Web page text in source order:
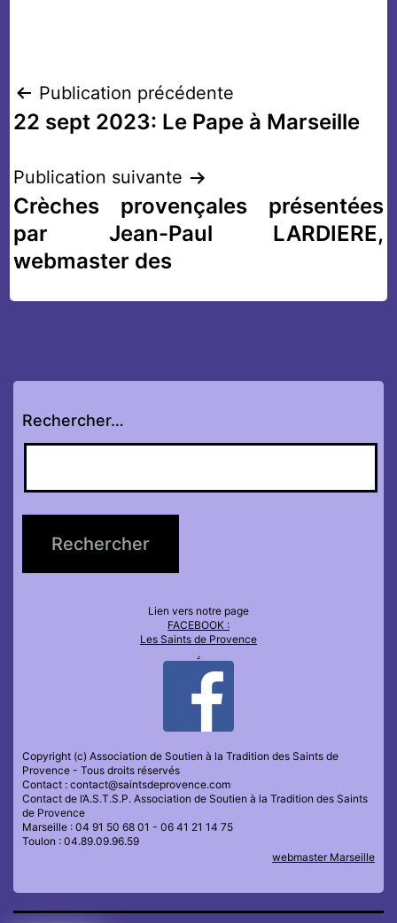
Navigation
de
l’article
Publication précédente
22 sept 2023: Le Pape à Marseille
Publication suivante
Crèches provençales présentées
par Jean-Paul LARDIERE,
webmaster des
Rechercher…
Lien vers notre page
FACEBOOK :
Les Saints de Provence
.
Copyright (c) Association de Soutien à la Tradition des Saints de
Provence - Tous droits réservés
Contact : contact@saintsdeprovence.com
Contact de l’A.S.T.S.P. Association de Soutien à la Tradition des Saints
de Provence
Marseille : 04 91 50 68 01 - 06 41 21 14 75
Toulon : 04.89.09.96.59
webmaster Marseille